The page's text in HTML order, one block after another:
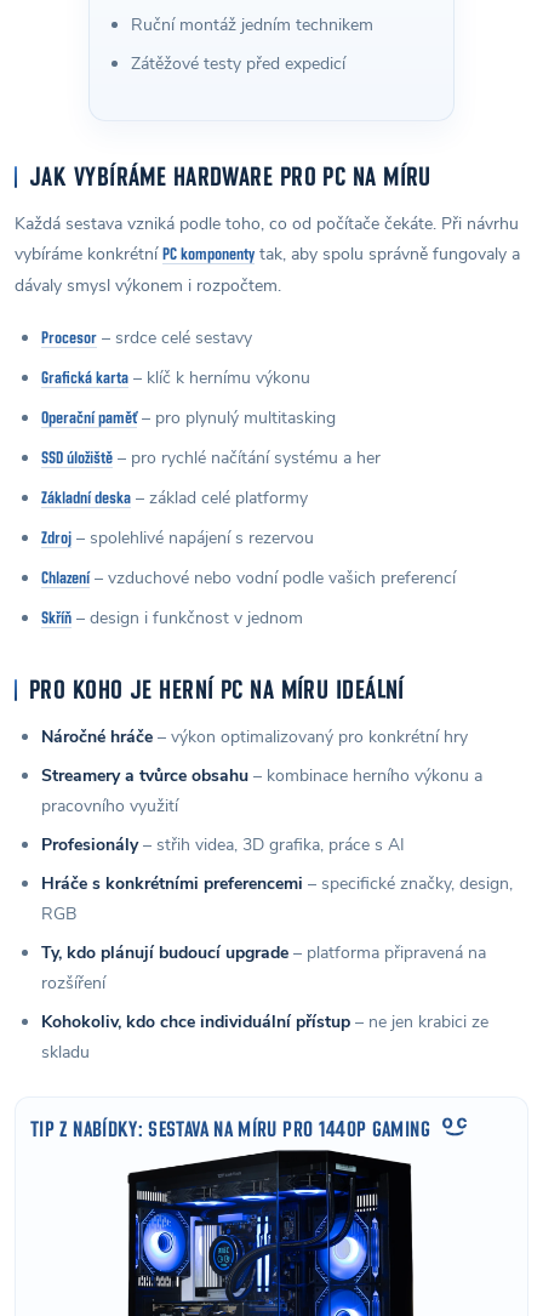
Ruční montáž jedním technikem
Zátěžové testy před expedicí
JAK VYBÍRÁME HARDWARE PRO PC NA MÍRU
Každá sestava vzniká podle toho, co od počítače čekáte. Při návrhu
vybíráme konkrétní PC komponenty tak, aby spolu správně fungovaly a
dávaly smysl výkonem i rozpočtem.
Procesor – srdce celé sestavy
Grafická karta – klíč k hernímu výkonu
Operační paměť– pro plynulý multitasking
SSD úložiště – pro rychlé načítání systému a her
Základní deska – základ celé platformy
Zdroj – spolehlivé napájení s rezervou
Chlazení– vzduchové nebo vodní podle vašich preferencí
Skříň – design i funkčnost v jednom
PRO KOHO JE HERNÍ PC NA MÍRU IDEÁLNÍ
Náročné hráče – výkon optimalizovaný pro konkrétní hry
Streamery a tvůrce obsahu – kombinace herního výkonu a
pracovního využití
Profesionály– střih videa, 3D grafika, práce s AI
Hráče s konkrétními preferencemi – specifické značky, design,
RGB
Ty, kdo plánují budoucí upgrade – platforma připravená na
rozšíření
Kohokoliv, kdo chce individuální přístup – ne jen krabici ze
skladu
TIP Z NABÍDKY: SESTAVA NA MÍRU PRO 1440P GAMING